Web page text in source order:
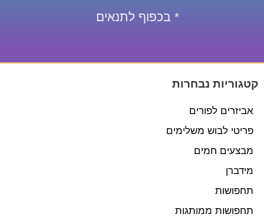
* בכפוף לתנאים
קטגוריות נבחרות
אביזרים לפורים
פריטי לבוש משלימים
מבצעים חמים
מידברן
תחפושות
תחפושות ממותגות